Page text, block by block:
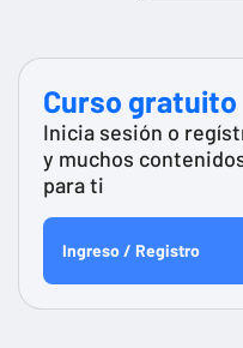
Curso gratuito
Inicia sesión o
y muchos
para ti
Ingreso / Registro